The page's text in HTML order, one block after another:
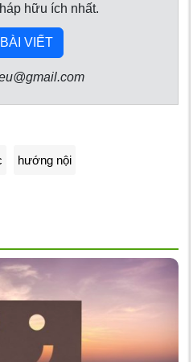
hữu ích nhất.
VIẾT
hướng nội